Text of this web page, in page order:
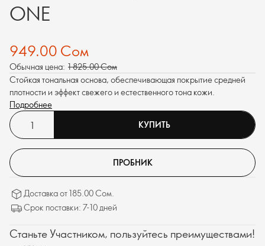
ONE
949.00 Сом
Обычная цена: 1 825.00 Сом
Стойкая тональная основа, обеспечивающая покрытие средней
плотности и эффект свежего и естественного тона кожи.
Подробнее
КУПИТЬ
ПРОБНИК
Доставка от 185.00 Сом.
Срок поставки: 7-10 дней
Станьте Участником, пользуйтесь преимуществами!